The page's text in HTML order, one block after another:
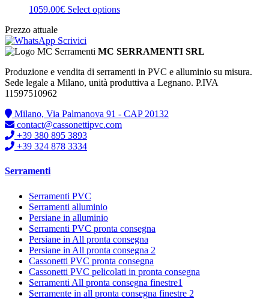
1059.00€ Select options
Prezzo attuale
Scrivici
MC SERRAMENTI SRL
Produzione e vendita di serramenti in PVC e alluminio su misura.
Sede legale a Milano, unità produttiva a Legnano. P.IVA
11597510962
Milano, Via Palmanova 91 - CAP 20132
contact@cassonettipvc.com
+39 380 895 3893
+39 324 878 3334
Serramenti
Serramenti PVC
Serramenti alluminio
Persiane in alluminio
Serramenti PVC pronta consegna
Persiane in All pronta consegna
Persiane in All pronta consegna 2
Cassonetti PVC pronta consegna
Cassonetti PVC pelicolati in pronta consegna
Serramenti All pronta consegna finestre1
Serramente in all pronta consegna finestre 2